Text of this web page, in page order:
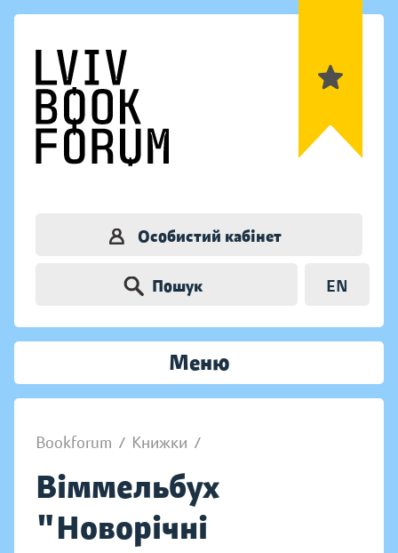
Особистий кабінет
Пошук EN
Меню
Bookforum / Книжки /
Віммельбух
"Новорічні